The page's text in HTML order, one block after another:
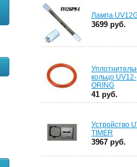
Лампа
3699 руб.
кольцо UV12-
ORING
41 руб.
Устройство
TIMER
3967 руб.